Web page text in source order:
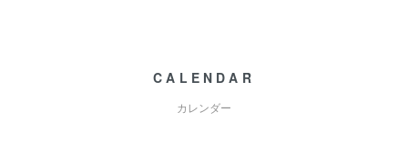
CALENDAR
カレンダー